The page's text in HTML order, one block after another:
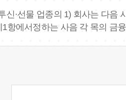
신·선물 업종의 1) 회사는 다
항에서정하는 사음 각 목의 금